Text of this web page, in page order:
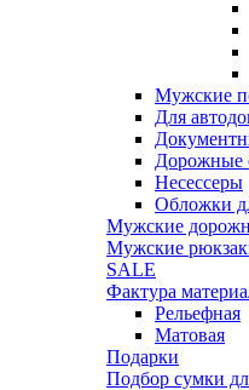
Мужские
Для
Дорожные
Несессеры
Обложки
Мужские
Мужские
SALE
Фактура
Рельефная
Матовая
Подарки
Подбор сумки